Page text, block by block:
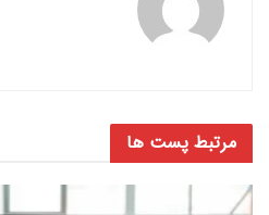
مرتبط پست ها